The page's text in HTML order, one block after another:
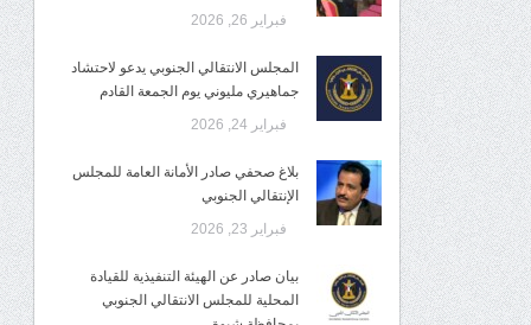
فبراير 26, 2026
المجلس الانتقالي الجنوبي يدعو لاحتشاد
جماهيري مليوني يوم الجمعة القادم
فبراير 24, 2026
بلاغ صحفي صادر الأمانة العامة للمجلس
الإنتقالي الجنوبي
فبراير 23, 2026
بيان صادر عن الهيئة التنفيذية للقيادة
المحلية للمجلس الانتقالي الجنوبي